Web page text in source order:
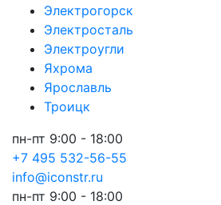
Электрогорск
Электросталь
Электроугли
Яхрома
Ярославль
Троицк
пн-пт 9:00 - 18:00
+7 495 532-56-55
info@iconstr.ru
пн-пт 9:00 - 18:00